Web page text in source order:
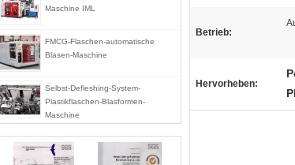
Maschine IML
FMCG-Flaschen-automatische
Blasen-Maschine
Selbst-Defleshing-System-
Plastikflaschen-Blasformen-
Maschine
Betrieb:
Hervorheben: